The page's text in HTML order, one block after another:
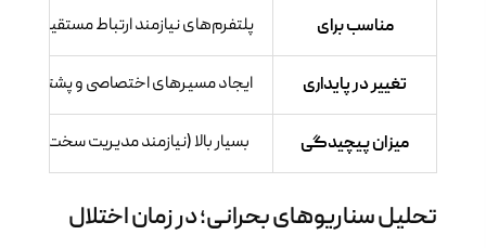
مناسب برای پلتفرم‌های نیازمند ارتباط مستقیم و
تغییر در پایداری ایجاد مسیرهای اختصاصی و پشتیبان
میزان پیچیدگی بسیار بالا (نیازمند مدیریت سخت‌افزار
تحلیل سناریوهای بحرانی؛ در زمان اختلال